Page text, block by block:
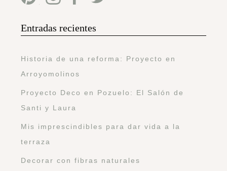
Entradas recientes
Historia de una reforma: Proyecto en
Arroyomolinos
Proyecto Deco en Pozuelo: El Salón de
Santi y Laura
Mis imprescindibles para dar vida a la
terraza
Decorar con fibras naturales